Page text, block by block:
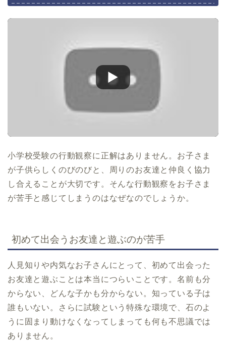
小学校受験の行動観察に正解はありません。お子さま
が子供らしくのびのびと、周りのお友達と仲良く協力
し合えることが大切です。そんな行動観察をお子さま
が苦手と感じてしまうのはなぜなのでしょうか。
初めて出会うお友達と遊ぶのが苦手
人見知りや内気なお子さんにとって、初めて出会った
お友達と遊ぶことは本当につらいことです。名前も分
からない、どんな子かも分からない。知っている子は
誰もいない。さらに試験という特殊な環境で、石のよ
うに固まり動けなくなってしまっても何も不思議では
ありません。